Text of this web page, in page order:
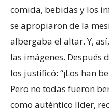
comida, bebidas y los
se apropiaron de la
albergaba el altar. Y,
las imágenes. Después
los justificó: “¡Los han
Pero no todas fueron
como auténtico líder,